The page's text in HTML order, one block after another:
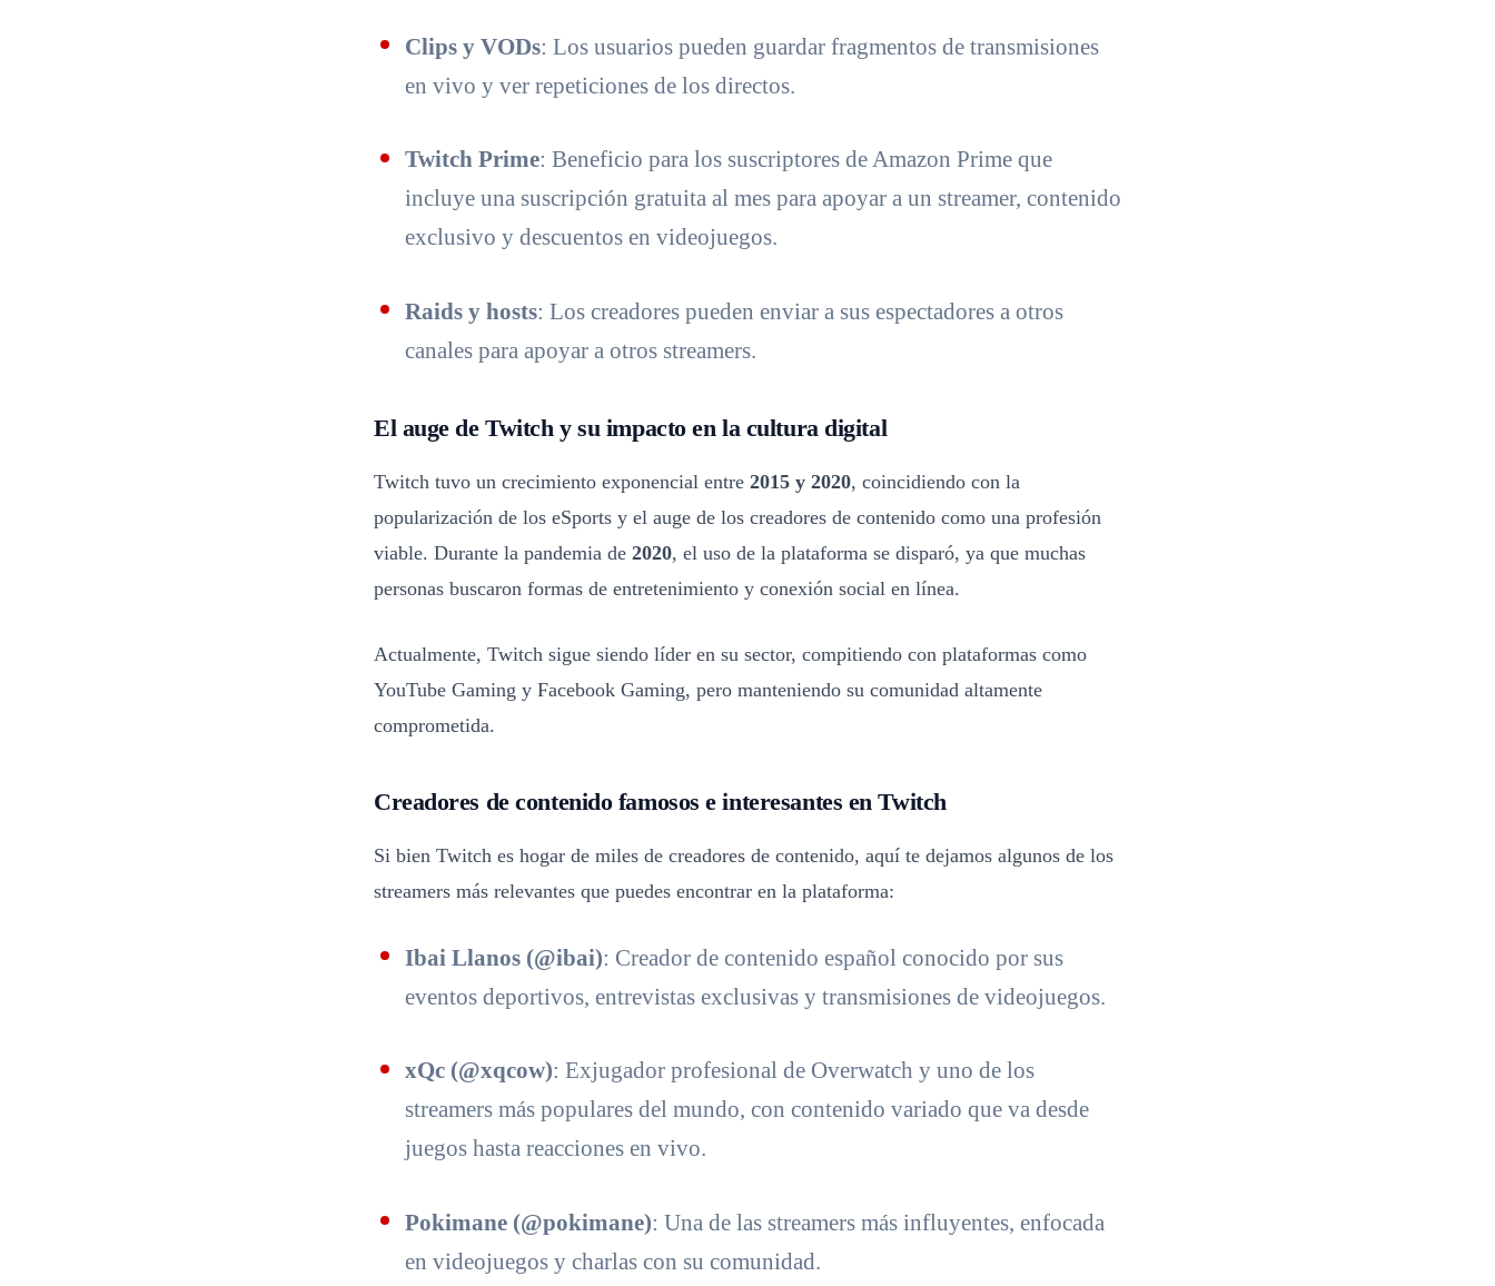
Clips y VODs: Los usuarios pueden guardar fragmentos de transmisiones
en vivo y ver repeticiones de los directos.
Twitch Prime: Beneficio para los suscriptores de Amazon Prime que
incluye una suscripción gratuita al mes para apoyar a un streamer, contenido
exclusivo y descuentos en videojuegos.
Raids y hosts: Los creadores pueden enviar a sus espectadores a otros
canales para apoyar a otros streamers.
El auge de Twitch y su impacto en la cultura digital
Twitch tuvo un crecimiento exponencial entre 2015 y 2020, coincidiendo con la
popularización de los eSports y el auge de los creadores de contenido como una profesión
viable. Durante la pandemia de 2020, el uso de la plataforma se disparó, ya que muchas
personas buscaron formas de entretenimiento y conexión social en línea.
Actualmente, Twitch sigue siendo líder en su sector, compitiendo con plataformas como
YouTube Gaming y Facebook Gaming, pero manteniendo su comunidad altamente
comprometida.
Creadores de contenido famosos e interesantes en Twitch
Si bien Twitch es hogar de miles de creadores de contenido, aquí te dejamos algunos de los
streamers más relevantes que puedes encontrar en la plataforma:
Ibai Llanos (@ibai): Creador de contenido español conocido por sus
eventos deportivos, entrevistas exclusivas y transmisiones de videojuegos.
xQc (@xqcow): Exjugador profesional de Overwatch y uno de los
streamers más populares del mundo, con contenido variado que va desde
juegos hasta reacciones en vivo.
Pokimane (@pokimane): Una de las streamers más influyentes, enfocada
en videojuegos y charlas con su comunidad.